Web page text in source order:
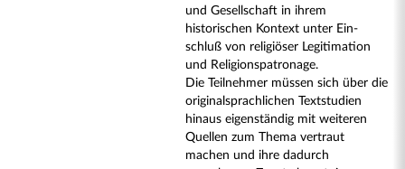
und Gesellschaft in ihrem
historischen Kontext unter Ein-
schluß von religiöser Legitimation
und Religionspatronage.
Die Teilnehmer müssen sich über die
originalsprachlichen Textstudien
hinaus eigenständig mit weiteren
Quellen zum Thema vertraut
machen und ihre dadurch